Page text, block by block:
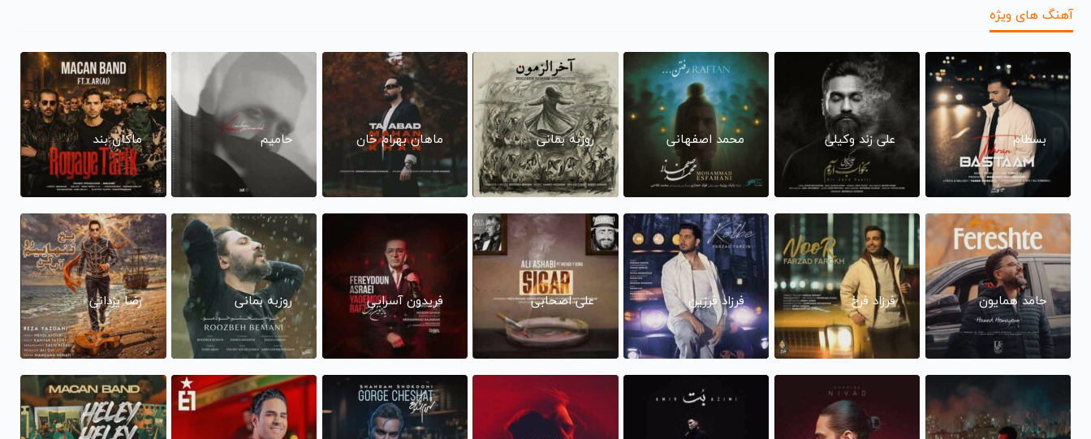
آهنگ های ویژه
بسطام علی زند وکیلی محمد اصفهانی روزبه بمانی ماهان بهرام خان حامیم ماکان بند
حامد همایون فرزاد فرخ فرزاد فرزین علی اصحابی فریدون آسرایی روزبه بمانی رضا یزدانی